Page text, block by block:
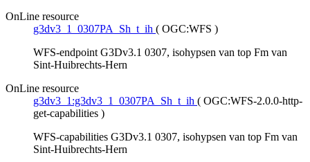
OnLine resource
g3dv3_1_0307PA_Sh_t_ih ( OGC:WFS )
WFS-endpoint G3Dv3.1 0307, isohypsen van top Fm van
Sint-Huibrechts-Hern
OnLine resource
g3dv3_1:g3dv3_1_0307PA_Sh_t_ih ( OGC:WFS-2.0.0-http-
get-capabilities )
WFS-capabilities G3Dv3.1 0307, isohypsen van top Fm van
Sint-Huibrechts-Hern